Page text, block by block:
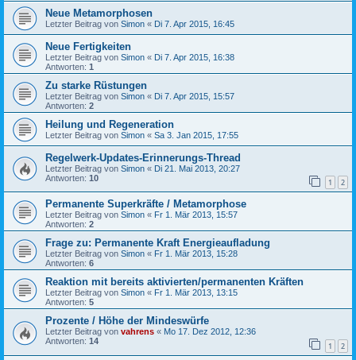
Neue Metamorphosen
Letzter Beitrag von Simon « Di 7. Apr 2015, 16:45
Neue Fertigkeiten
Letzter Beitrag von Simon « Di 7. Apr 2015, 16:38
Antworten: 1
Zu starke Rüstungen
Letzter Beitrag von Simon « Di 7. Apr 2015, 15:57
Antworten: 2
Heilung und Regeneration
Letzter Beitrag von Simon « Sa 3. Jan 2015, 17:55
Regelwerk-Updates-Erinnerungs-Thread
Letzter Beitrag von Simon « Di 21. Mai 2013, 20:27
Antworten: 10 1 2
Permanente Superkräfte / Metamorphose
Letzter Beitrag von Simon « Fr 1. Mär 2013, 15:57
Antworten: 2
Frage zu: Permanente Kraft Energieaufladung
Letzter Beitrag von Simon « Fr 1. Mär 2013, 15:28
Antworten: 6
Reaktion mit bereits aktivierten/permanenten Kräften
Letzter Beitrag von Simon « Fr 1. Mär 2013, 13:15
Antworten: 5
Prozente / Höhe der Mindeswürfe
Letzter Beitrag von vahrens « Mo 17. Dez 2012, 12:36
Antworten: 14 1 2